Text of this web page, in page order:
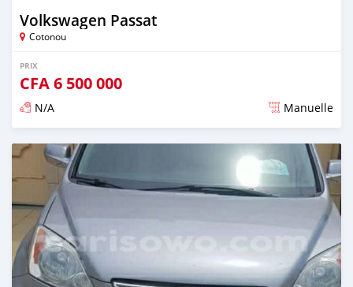
Volkswagen Passat
Cotonou
PRIX
CFA6 500 000
N/A Manuelle
Publié il y a presque 6 ans